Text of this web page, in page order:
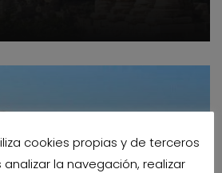
cookies propias y de terceros
la navegación, realizar